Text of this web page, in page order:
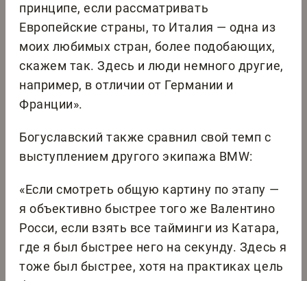
принципе, если рассматривать
Европейские страны, то Италия — одна из
моих любимых стран, более подобающих,
скажем так. Здесь и люди немного другие,
например, в отличии от Германии и
Франции».
Богуславский также сравнил свой темп с
выступлением другого экипажа BMW:
«Если смотреть общую картину по этапу —
я объективно быстрее того же Валентино
Росси, если взять все тайминги из Катара,
где я был быстрее него на секунду. Здесь я
тоже был быстрее, хотя на практиках цель